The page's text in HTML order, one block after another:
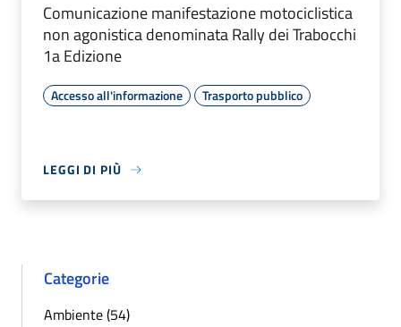
Comunicazione manifestazione motociclistica
non agonistica denominata Rally dei Trabocchi
1a Edizione
Accesso all'informazione Trasporto pubblico
LEGGI DI PIÙ
Categorie
Ambiente (54)